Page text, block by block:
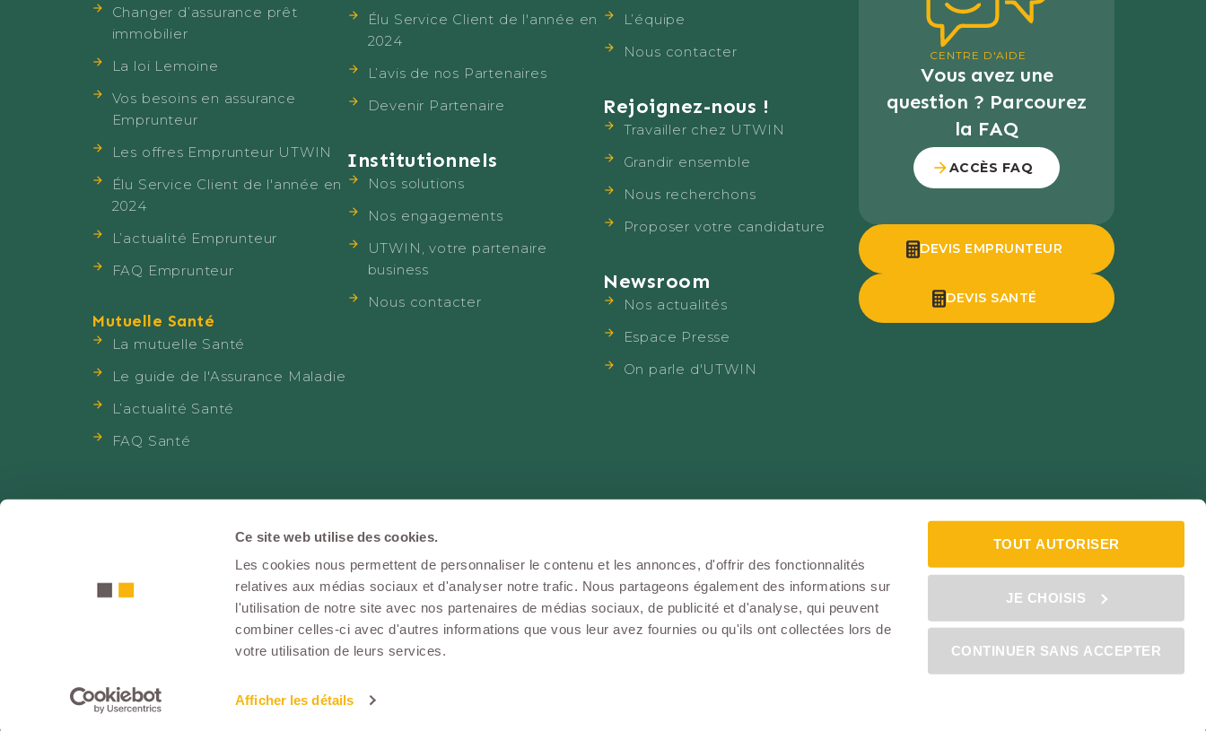
Ce site web utilise des cookies.
Les cookies nous permettent de personnaliser le contenu et les annonces, d'offrir des fonctionnalités
relatives aux médias sociaux et d'analyser notre trafic. Nous partageons également des informations sur
l'utilisation de notre site avec nos partenaires de médias sociaux, de publicité et d'analyse, qui peuvent
combiner celles-ci avec d'autres informations que vous leur avez fournies ou qu'ils ont collectées lors de
votre utilisation de leurs services.
Afficher les détails
TOUT AUTORISER
JE CHOISIS
CONTINUER SANS ACCEPTER
Changer d’assurance prêt
immobilier
La loi Lemoine
Vos besoins en assurance
Emprunteur
Les offres Emprunteur UTWIN
Élu Service Client de l'année en
2024
L’actualité Emprunteur
FAQ Emprunteur
Mutuelle Santé
La mutuelle Santé
Le guide de l'Assurance Maladie
L’actualité Santé
FAQ Santé
Élu Service Client de l'année en
2024
L’avis de nos Partenaires
Devenir Partenaire
Institutionnels
Nos solutions
Nos engagements
UTWIN, votre partenaire
business
Nous contacter
L’équipe
Nous contacter
Rejoignez-nous !
Travailler chez UTWIN
Grandir ensemble
Nous recherchons
Proposer votre candidature
Newsroom
Nos actualités
Espace Presse
On parle d'UTWIN
CENTRE D'AIDE
Vous avez une
question ? Parcourez
la FAQ
ACCÈS FAQ
DEVIS EMPRUNTEUR
DEVIS SANTÉ
Mentions légales
CGU Politique de cookies| Données personnelles |Association des Assurés